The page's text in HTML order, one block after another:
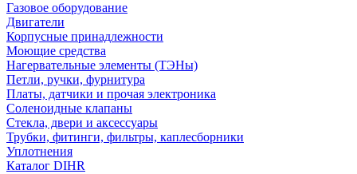
Газовое оборудование
Двигатели
Корпусные принадлежности
Моющие средства
Нагервательные элементы (ТЭНы)
Петли, ручки, фурнитура
Платы, датчики и прочая электроника
Соленоидные клапаны
Стекла, двери и аксессуары
Трубки, фитинги, фильтры, каплесборники
Уплотнения
Каталог DIHR